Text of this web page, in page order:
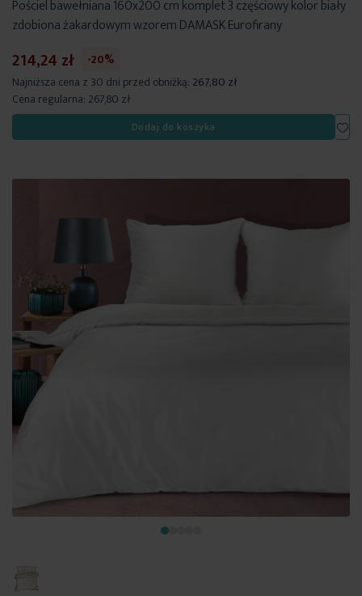
Pościel bawełniana 160x200 cm komplet 3 częściowy kolor biały
zdobiona żakardowym wzorem DAMASK Eurofirany
214,24 zł
-20%
Najniższa cena z 30 dni przed obniżką: 267,80 zł
Cena regularna: 267,80 zł
Dodaj do koszyka